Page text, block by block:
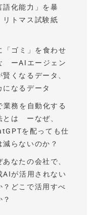
語化能力」を暴
リトマス試験紙
「ゴミ」を食わせ
ーAIエージェン
賢くなるデータ、
になるデータ
業務を自動化する
とは ーなぜ、
を配っても仕
減らないのか？
あなたの会社で、
AIが活用されない
？どこで活用すべ
？